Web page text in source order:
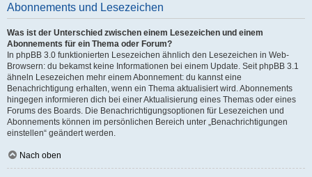
Abonnements und Lesezeichen
Was ist der Unterschied zwischen einem Lesezeichen und einem
Abonnements für ein Thema oder Forum?
In phpBB 3.0 funktionierten Lesezeichen ähnlich den Lesezeichen in Web-
Browsern: du bekamst keine Informationen bei einem Update. Seit phpBB 3.1
ähneln Lesezeichen mehr einem Abonnement: du kannst eine
Benachrichtigung erhalten, wenn ein Thema aktualisiert wird. Abonnements
hingegen informieren dich bei einer Aktualisierung eines Themas oder eines
Forums des Boards. Die Benachrichtigungsoptionen für Lesezeichen und
Abonnements können im persönlichen Bereich unter „Benachrichtigungen
einstellen“ geändert werden.
Nach oben